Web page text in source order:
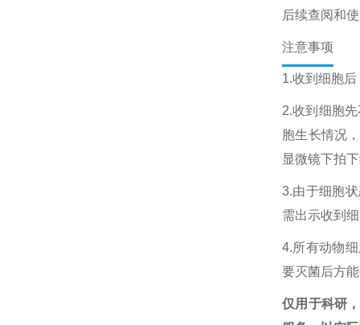
后续查阅和
注意事项
1.收到细胞
2.收到细胞
胞生长情况
显微镜下拍
3.由于细胞
需出示收到
4.所有动物
要灭菌后方
仅用于科研